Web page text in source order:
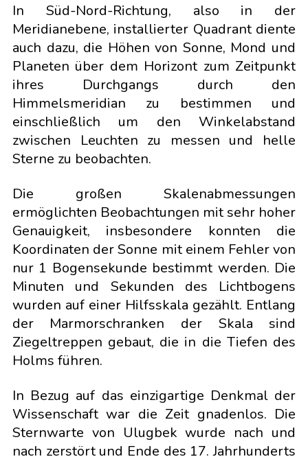
In Süd-Nord-Richtung, also in der
Meridianebene, installierter Quadrant diente
auch dazu, die Höhen von Sonne, Mond und
Planeten über dem Horizont zum Zeitpunkt
ihres Durchgangs durch den
Himmelsmeridian zu bestimmen und
einschließlich um den Winkelabstand
zwischen Leuchten zu messen und helle
Sterne zu beobachten.
Die großen Skalenabmessungen
ermöglichten Beobachtungen mit sehr hoher
Genauigkeit, insbesondere konnten die
Koordinaten der Sonne mit einem Fehler von
nur 1 Bogensekunde bestimmt werden. Die
Minuten und Sekunden des Lichtbogens
wurden auf einer Hilfsskala gezählt. Entlang
der Marmorschranken der Skala sind
Ziegeltreppen gebaut, die in die Tiefen des
Holms führen.
In Bezug auf das einzigartige Denkmal der
Wissenschaft war die Zeit gnadenlos. Die
Sternwarte von Ulugbek wurde nach und
nach zerstört und Ende des 17. Jahrhunderts